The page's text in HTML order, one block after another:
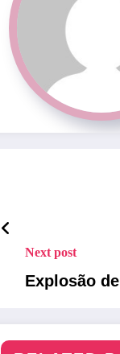
Next post
Explosão